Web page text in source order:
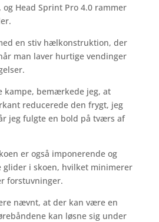
Head Sprint Pro 4.0 rammer
en stiv hælkonstruktion, der
man laver hurtige vendinger
kampe, bemærkede jeg, at
reducerede den frygt, jeg
jeg fulgte en bold på tværs af
er også imponerende og
glider i skoen, hvilket minimerer
forstuvninger.
nævnt, at der kan være en
kan løsne sig under